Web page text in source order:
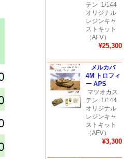
テン 1/144
オリジナル
レジンキャ
ストキット
（AFV）
¥25,300
メルカバ
4M トロフィ
ー APS
マツオカス
テン 1/144
オリジナル
レジンキャ
ストキット
（AFV）
¥3,300